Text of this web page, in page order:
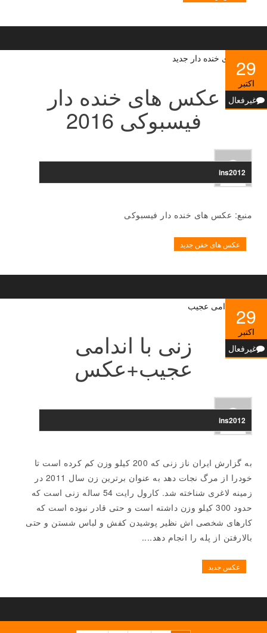
29
اکتبر
غیرفعال
عکس های خنده دار
فیسبوکی 2016
ins2012
منبع: عکس های خنده دار فیسبوکی
عکس های خفن جدید
29
اکتبر
غیرفعال
زنی با اندامی
عجیب+عکس
ins2012
به گزارش ایران ناز زنی که 200 کیلو وزن کم کرده است تا
خودرا از مرگ نجات دهد به عنوان برترین زن سال 2011 در
زمینه لاغری شناخته شد. کارول رایت 54 ساله زنی است که
حدود 300 کیلو وزن داشته است و حتی قادر نبوده است که
کارهای شخصی اش نظیر پوشیدن کفش و لباس شستن و حتی
بالارفتن از پله را انجام دهد....
عکس جدید